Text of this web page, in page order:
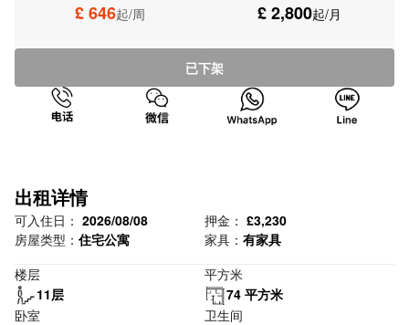
£ 646起/周 £ 2,800起/月
已下架
出租详情
可入住日： 2026/08/08 押金： £3,230
房屋类型： 住宅公寓 家具： 有家具
楼层
11层
平方米
74 平方米
卧室
卫生间